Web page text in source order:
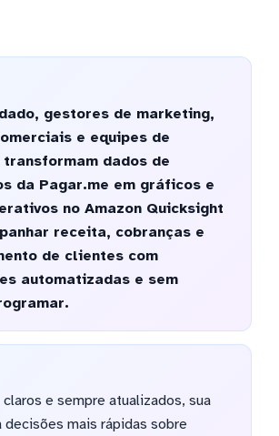
gestores de marketing,
e equipes de
dados de
da Pagar.me em gráficos e
no Amazon Quicksight
receita, cobranças e
de clientes com
automatizadas e sem
e sempre atualizados, sua
mais rápidas sobre